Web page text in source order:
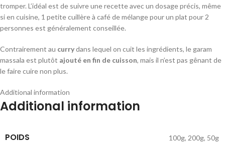
tromper. L’idéal est de suivre une recette avec un dosage précis, même
si en cuisine, 1 petite cuillère à café de mélange pour un plat pour 2
personnes est généralement conseillée.
Contrairement au currydans lequel on cuit les ingrédients, le garam
massala est plutôt ajouté en fin de cuisson, mais il n’est pas gênant de
le faire cuire non plus.
Additional information
Additional information
POIDS 100g, 200g, 50g